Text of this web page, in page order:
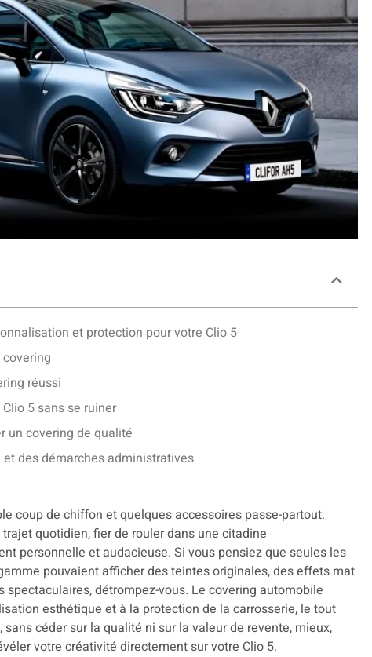
et protection pour votre Clio 5
réussi
5 sans se ruiner
un covering de qualité
des démarches administratives
coup de chiffon et quelques accessoires passe-partout.
quotidien, fier de rouler dans une citadine
personnelle et audacieuse. Si vous pensiez que seules les
pouvaient afficher des teintes originales, des effets mat
détrompez-vous. Le covering automobile
esthétique et à la protection de la carrosserie, le tout
céder sur la qualité ni sur la valeur de revente, mieux,
votre créativité directement sur votre Clio 5.